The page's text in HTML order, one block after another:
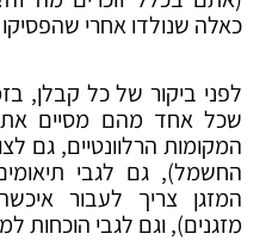
כאלה שנולדו אחרי
לפני ביקור של כל קבלן,
שכל אחד מהם מסיים
המקומות הרלוונטיים, גם
החשמל), גם לגבי
המזגן צריך לעבור
מזגנים), וגם לגבי הוכחות